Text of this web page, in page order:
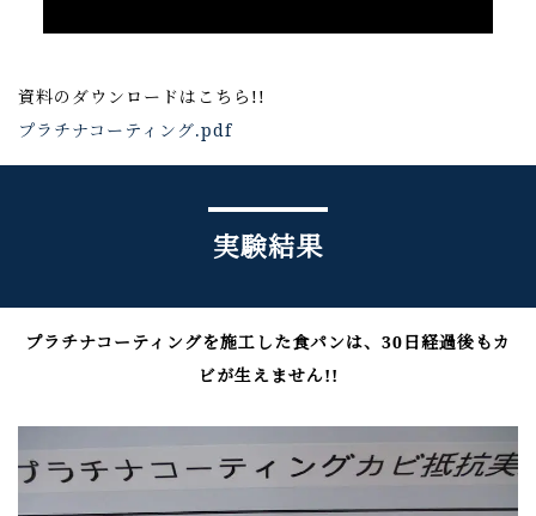
資料のダウンロードはこちら!!
プラチナコーティング.pdf
実験結果
プラチナコーティングを施工した食パンは、30日経過後もカ
ビが生えません!!